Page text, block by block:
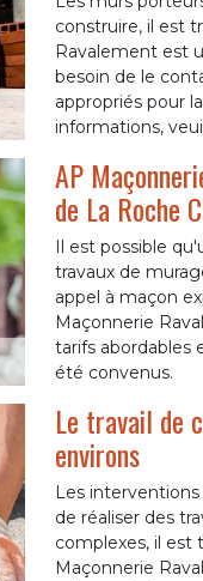
construire, il est
Ravalement est
besoin de le
appropriés pour
informations,
AP
de La Roche
Il est possible
travaux de
appel à maçon
Maçonnerie
tarifs abordables
été convenus.
Le travail de
environs
Les
de réaliser des
complexes, il est
Maçonnerie